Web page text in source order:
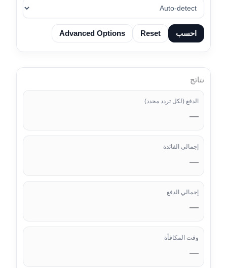
احسب Reset
Advanced Options
نتائج
الدفع (لكل تردد محدد)
—
إجمالي الفائدة
—
إجمالي الدفع
—
وقت المكافأة
—